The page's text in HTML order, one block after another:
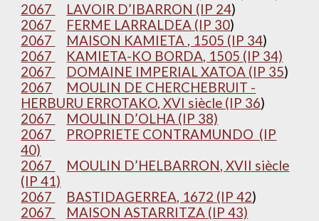
2067
LAVOIR D’IBARRON (IP 24)
2067
FERME LARRALDEA (IP 30)
2067
MAISON KAMIETA , 1505 (IP 34)
2067
KAMIETA-KO BORDA, 1505 (IP 34)
2067
DOMAINE IMPERIAL XATOA (IP 35)
2067
MOULIN DE CHERCHEBRUIT -
HERBURU ERROTAKO, XVI siècle (IP 36)
2067
MOULIN D’OLHA (IP 38)
2067
PROPRIETE CONTRAMUNDO (IP
40)
2067
MOULIN D’HELBARRON, XVII siècle
(IP 41)
2067
BASTIDAGERREA, 1672 (IP 42)
2067
MAISON ASTARRITZA (IP 43)